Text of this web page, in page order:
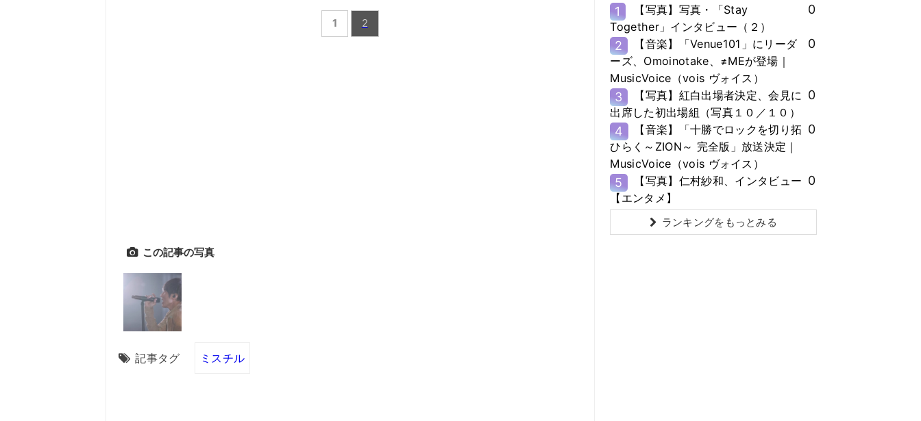
1 2
この記事の写真
記事タグ ミスチル
1
【写真】写真・「Stay
Together」インタビュー（２）
0
2
【音楽】「Venue101」にリーダ
ーズ、Omoinotake、≠MEが登場｜
MusicVoice（vois ヴォイス）
0
3
【写真】紅白出場者決定、会見に
出席した初出場組（写真１０／１０）
0
4
【音楽】「十勝でロックを切り拓
ひらく～ZION～ 完全版」放送決定｜
MusicVoice（vois ヴォイス）
0
5
【写真】仁村紗和、インタビュー
【エンタメ】
0
ランキングをもっとみる